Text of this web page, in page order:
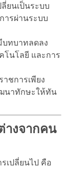
ยนเป็นระบบ
ารผ่านระบบ
บทบาทลดลง
นโลยี และการ
ชการเพียง
นาทักษะให้ทัน
างจากคน
เปลี่ยนไป คือ